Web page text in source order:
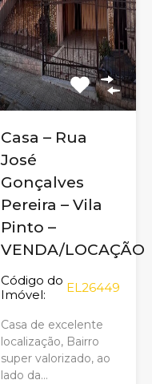
Casa – Rua
José
Gonçalves
Pereira – Vila
Pinto –
VENDA/LOCAÇÃO
Código do
Imóvel:
EL26449
Casa de excelente
localização, Bairro
super valorizado, ao
lado da…